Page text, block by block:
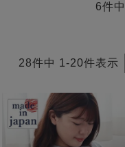
6件中
28件中 1 -20件表示